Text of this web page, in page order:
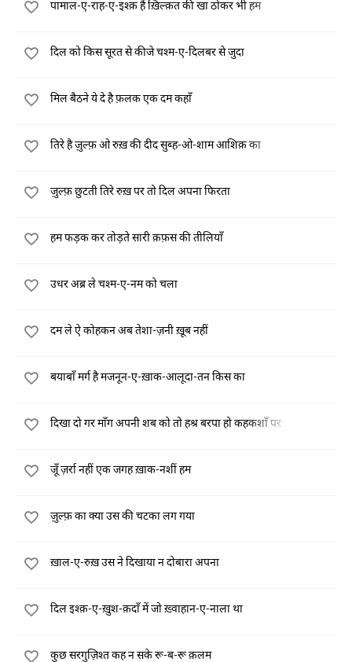
पामाल-ए-राह-ए-इश्क़ हैं ख़िल्क़त की खा ठोकर भी हम
दिल को किस सूरत से कीजे चश्म-ए-दिलबर से जुदा
मिल बैठने ये दे है फ़लक एक दम कहाँ
तिरे है ज़ुल्फ़ ओ रुख़ की दीद सुब्ह-ओ-शाम आशिक़ का
ज़ुल्फ़ छुटती तिरे रुख़ पर तो दिल अपना फिरता
हम फड़क कर तोड़ते सारी क़फ़स की तीलियाँ
उधर अब्र ले चश्म-ए-नम को चला
दम ले ऐ कोहकन अब तेशा-ज़नी ख़ूब नहीं
बयाबाँ मर्ग है मजनून-ए-ख़ाक-आलूदा-तन किस का
दिखा दो गर माँग अपनी शब को तो हश्र बरपा हो कहकशाँ पर
जूँ ज़र्रा नहीं एक जगह ख़ाक-नशीं हम
ज़ुल्फ़ का क्या उस की चटका लग गया
ख़ाल-ए-रुख़ उस ने दिखाया न दोबारा अपना
दिल इश्क़-ए-ख़ुश-क़दाँ में जो ख़्वाहान-ए-नाला था
कुछ सरगुज़िश्त कह न सके रू-ब-रू क़लम